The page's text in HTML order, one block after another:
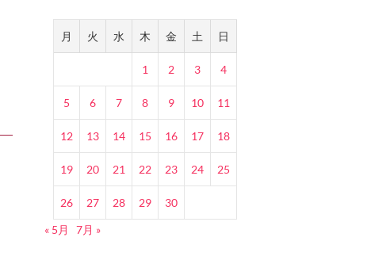
月 火 水 木 金 土 日
1 2 3 4
5 6 7 8 9 10 11
12 13 14 15 16 17 18
19 20 21 22 23 24 25
26 27 28 29
30
« 5月
7月 »